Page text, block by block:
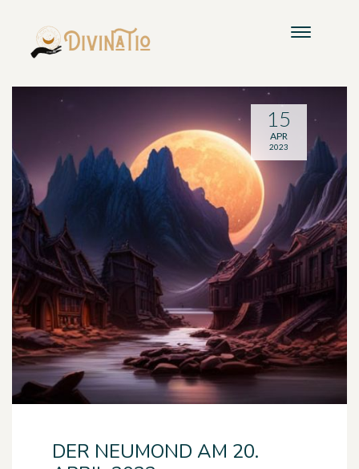
DER NEUMOND AM 20.
15
APR
2023